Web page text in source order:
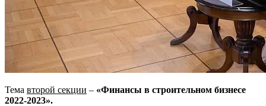
Тема второй секции – «Финансы в строительном бизнесе
2022-2023».